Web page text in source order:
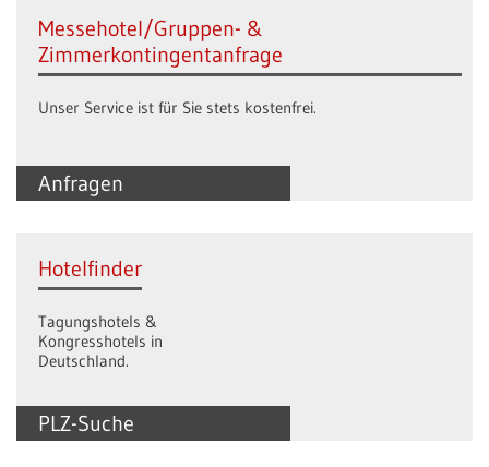
Anfragen
Messehotel/Gruppen- &
Zimmerkontingentanfrage
Unser Service ist für Sie stets kostenfrei.
PLZ-Suche
Hotelfinder
Tagungshotels &
Kongresshotels in
Deutschland.